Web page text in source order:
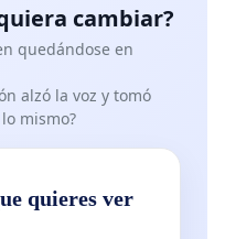
cambiar?
quedándose en
alzó la voz y tomó
mismo?
quieres ver